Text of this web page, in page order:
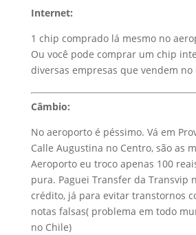
Internet:
1 chip comprado lá mesmo no
Ou você pode comprar um chip
diversas empresas que vendem no
Câmbio:
No aeroporto é péssimo. Vá em
Calle Augustina no Centro, são as
Aeroporto eu troco apenas 100
pura. Paguei Transfer da Transvip
crédito, já para evitar transtornos
notas falsas( problema em todo
no Chile)